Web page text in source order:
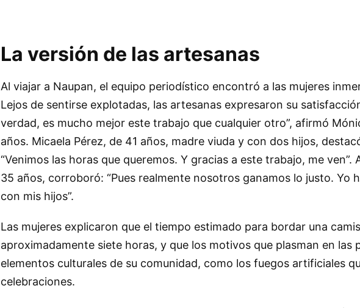
La versión de las artesanas
Al viajar a Naupan, el equipo periodístico encontró a las mujeres
Lejos de sentirse explotadas, las artesanas expresaron su
verdad, es mucho mejor este trabajo que cualquier otro”, afirmó
años. Micaela Pérez, de 41 años, madre viuda y con dos hijos,
“Venimos las horas que queremos. Y gracias a este trabajo, me ven”.
35 años, corroboró: “Pues realmente nosotros ganamos lo justo. Yo
con mis hijos”.
Las mujeres explicaron que el tiempo estimado para bordar una
aproximadamente siete horas, y que los motivos que plasman en las
elementos culturales de su comunidad, como los fuegos artificiales
celebraciones.